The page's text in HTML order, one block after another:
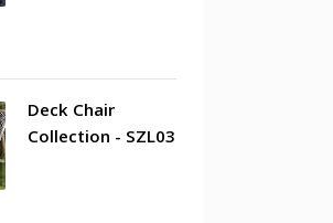
Deck Chair
Collection - SZL03